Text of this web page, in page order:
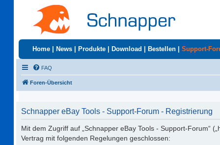
Home News Produkte Download Bestellen Support-
FAQ
Foren-Übersicht
Schnapper eBay Tools - Support-Forum - Registrierung
Mit dem Zugriff auf „Schnapper eBay Tools - Support-Forum“
Vertrag mit folgenden Regelungen geschlossen: